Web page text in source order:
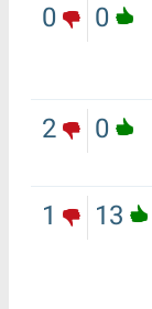
0
0
0
2
13
1